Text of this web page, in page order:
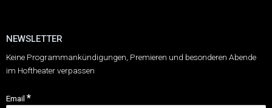
NEWSLETTER
Keine Programmankündigungen, Premieren und besonderen Abende
im Hoftheater verpassen
Email *